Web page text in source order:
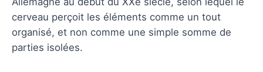
cerveau perçoit les éléments comme un tout
organisé, et non comme une simple somme de
parties isolées.